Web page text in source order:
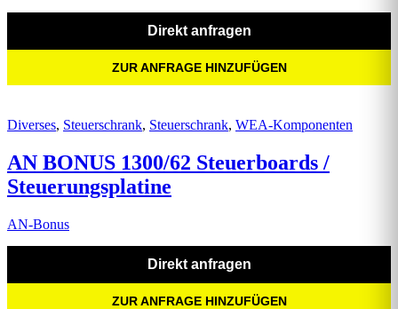
Direkt anfragen
ZUR ANFRAGE HINZUFÜGEN
Diverses, Steuerschrank, Steuerschrank, WEA-Komponenten
AN BONUS 1300/62 Steuerboards /
Steuerungsplatine
AN-Bonus
Direkt anfragen
ZUR ANFRAGE HINZUFÜGEN